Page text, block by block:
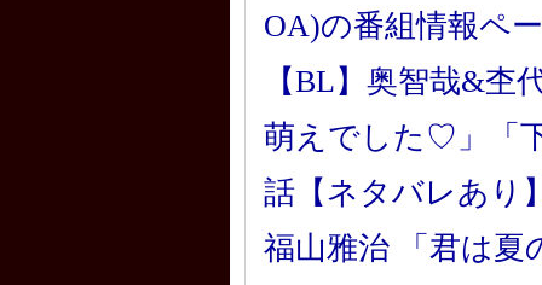
OA)の番組情報ペ
【BL】奥智哉&杢
萌えでした♡」「
話【ネタバレあり
福山雅治 「君は夏